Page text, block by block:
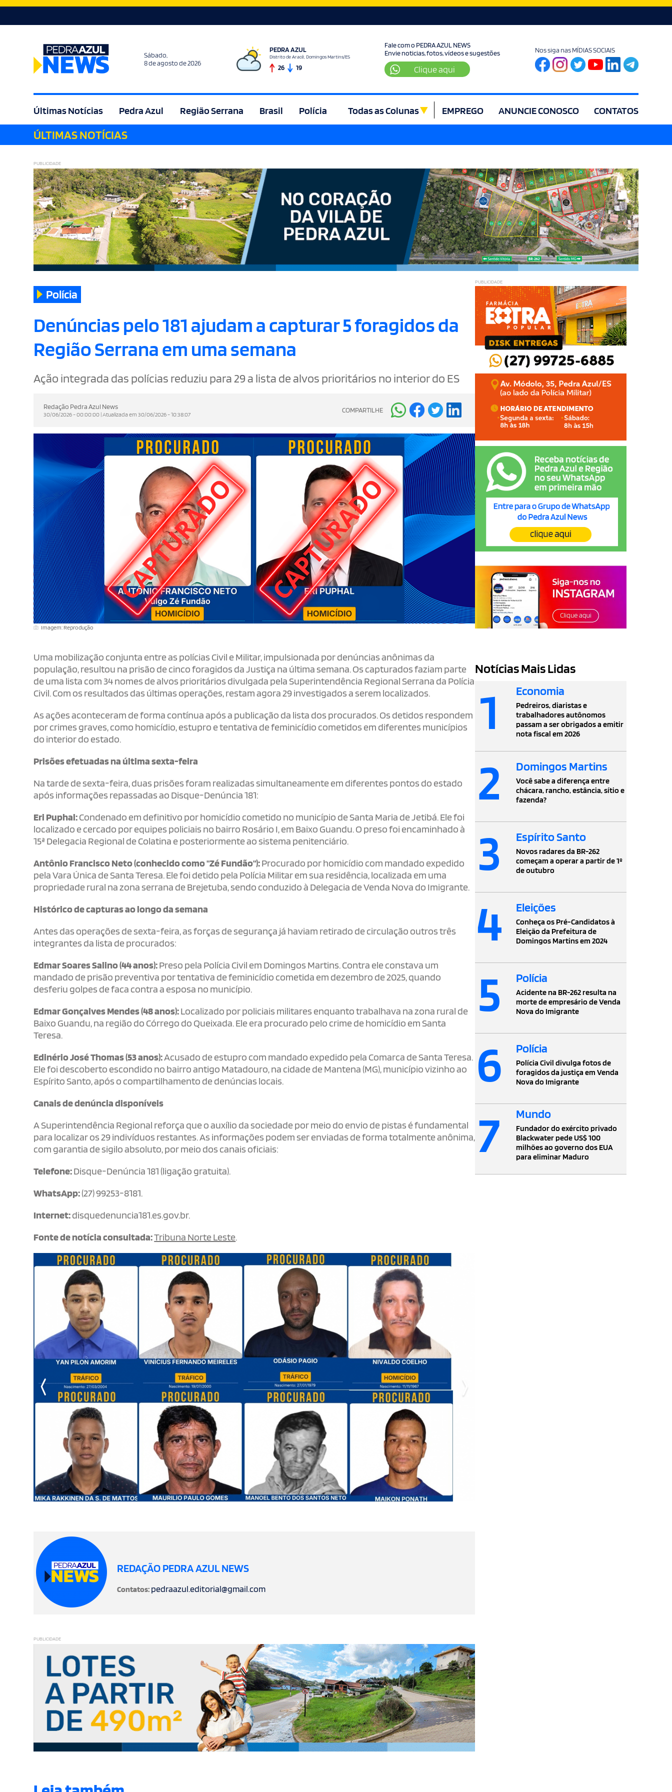
Sábado,
8 de agosto de 2026
PEDRA AZUL
Distrito de Aracê, Domingos Martins/ES
26 19
Fale com o PEDRA AZUL NEWS
Envie noticias, fotos, vídeos e sugestões
Clique aqui
Nos siga nas MÍDIAS SOCIAIS
Últimas Notícias Pedra Azul Região Serrana Brasil Polícia Todas as Colunas
Agricultura
EMPREGO ANUNCIE CONOSCO CONTATOS
ÚLTIMAS NOTÍCIAS
PUBLICIDADE
Polícia
Denúncias pelo 181 ajudam a capturar 5 foragidos da
Região Serrana em uma semana
Ação integrada das polícias reduziu para 29 a lista de alvos prioritários no interior do ES
Redação Pedra Azul News
30/06/2026 - 00:00:00 | Atualizada em 30/06/2026 - 10:38:07 COMPARTILHE
Imagem: Reprodução
Uma mobilização conjunta entre as polícias Civil e Militar, impulsionada por denúncias anônimas da
população, resultou na prisão de cinco foragidos da Justiça na última semana. Os capturados faziam parte
de uma lista com 34 nomes de alvos prioritários divulgada pela Superintendência Regional Serrana da Polícia
Civil. Com os resultados das últimas operações, restam agora 29 investigados a serem localizados.
As ações aconteceram de forma contínua após a publicação da lista dos procurados. Os detidos respondem
por crimes graves, como homicídio, estupro e tentativa de feminicídio cometidos em diferentes municípios
do interior do estado.
Prisões efetuadas na última sexta-feira
Na tarde de sexta-feira, duas prisões foram realizadas simultaneamente em diferentes pontos do estado
após informações repassadas ao Disque-Denúncia 181:
Eri Puphal:Condenado em definitivo por homicídio cometido no município de Santa Maria de Jetibá. Ele foi
localizado e cercado por equipes policiais no bairro Rosário I, em Baixo Guandu. O preso foi encaminhado à
15ª Delegacia Regional de Colatina e posteriormente ao sistema penitenciário.
Antônio Francisco Neto (conhecido como "Zé Fundão"):Procurado por homicídio com mandado expedido
pela Vara Única de Santa Teresa. Ele foi detido pela Polícia Militar em sua residência, localizada em uma
propriedade rural na zona serrana de Brejetuba, sendo conduzido à Delegacia de Venda Nova do Imigrante.
Histórico de capturas ao longo da semana
Antes das operações de sexta-feira, as forças de segurança já haviam retirado de circulação outros três
integrantes da lista de procurados:
Edmar Soares Salino (44 anos):Preso pela Polícia Civil em Domingos Martins. Contra ele constava um
mandado de prisão preventiva por tentativa de feminicídio cometida em dezembro de 2025, quando
desferiu golpes de faca contra a esposa no município.
Edmar Gonçalves Mendes (48 anos):Localizado por policiais militares enquanto trabalhava na zona rural de
Baixo Guandu, na região do Córrego do Queixada. Ele era procurado pelo crime de homicídio em Santa
Teresa.
Edinério José Thomas (53 anos):Acusado de estupro com mandado expedido pela Comarca de Santa Teresa.
Ele foi descoberto escondido no bairro antigo Matadouro, na cidade de Mantena (MG), município vizinho ao
Espírito Santo, após o compartilhamento de denúncias locais.
Canais de denúncia disponíveis
A Superintendência Regional reforça que o auxílio da sociedade por meio do envio de pistas é fundamental
para localizar os 29 indivíduos restantes. As informações podem ser enviadas de forma totalmente anônima,
com garantia de sigilo absoluto, por meio dos canais oficiais:
Telefone:Disque-Denúncia 181 (ligação gratuita).
WhatsApp:(27) 99253-8181.
Internet:disquedenuncia181.es.gov.br.
Fonte de notícia consultada:Tribuna Norte Leste.
REDAÇÃO PEDRA AZUL NEWS
Contatos: pedraazul.editorial@gmail.com
PUBLICIDADE
PUBLICIDADE
Notícias Mais Lidas
1 Economia
Pedreiros, diaristas e
trabalhadores autônomos
passam a ser obrigados a emitir
nota fiscal em 2026
2 Domingos Martins
Você sabe a diferença entre
chácara, rancho, estância, sítio e
fazenda?
3 Espírito Santo
Novos radares da BR-262
começam a operar a partir de 1º
de outubro
4 Eleições
Conheça os Pré-Candidatos à
Eleição da Prefeitura de
Domingos Martins em 2024
5 Polícia
Acidente na BR-262 resulta na
morte de empresário de Venda
Nova do Imigrante
6 Polícia
Polícia Civil divulga fotos de
foragidos da justiça em Venda
Nova do Imigrante
7 Mundo
Fundador do exército privado
Blackwater pede US$ 100
milhões ao governo dos EUA
para eliminar Maduro